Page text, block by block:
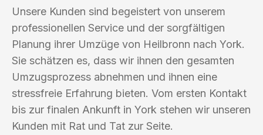
Unsere Kunden sind begeistert von unserem
professionellen Service und der sorgfältigen
Planung ihrer Umzüge von Heilbronn nach York.
Sie schätzen es, dass wir ihnen den gesamten
Umzugsprozess abnehmen und ihnen eine
stressfreie Erfahrung bieten. Vom ersten Kontakt
bis zur finalen Ankunft in York stehen wir unseren
Kunden mit Rat und Tat zur Seite.